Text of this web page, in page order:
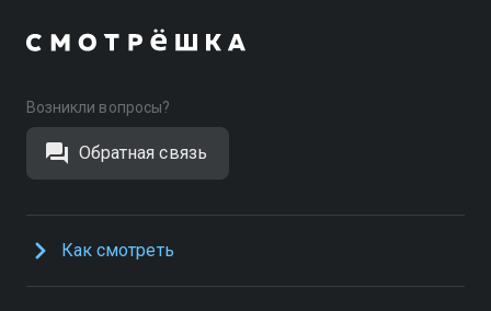
Возникли вопросы?
Обратная связь
Как смотреть